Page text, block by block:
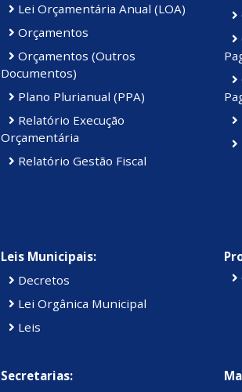
Lei Orçamentária Anual (LOA)
Orçamentos
Orçamentos (Outros
Documentos)
Plano Plurianual (PPA)
Relatório Execução
Orçamentária
Relatório Gestão Fiscal
Leis Municipais:
Decretos
Lei Orgânica Municipal
Leis
Secretarias: